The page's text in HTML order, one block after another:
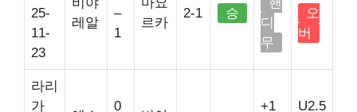
25-
11-
23
레알
–
1
르카
2-1 승
디
무
오
버
라리
가
0 +1 U2.5